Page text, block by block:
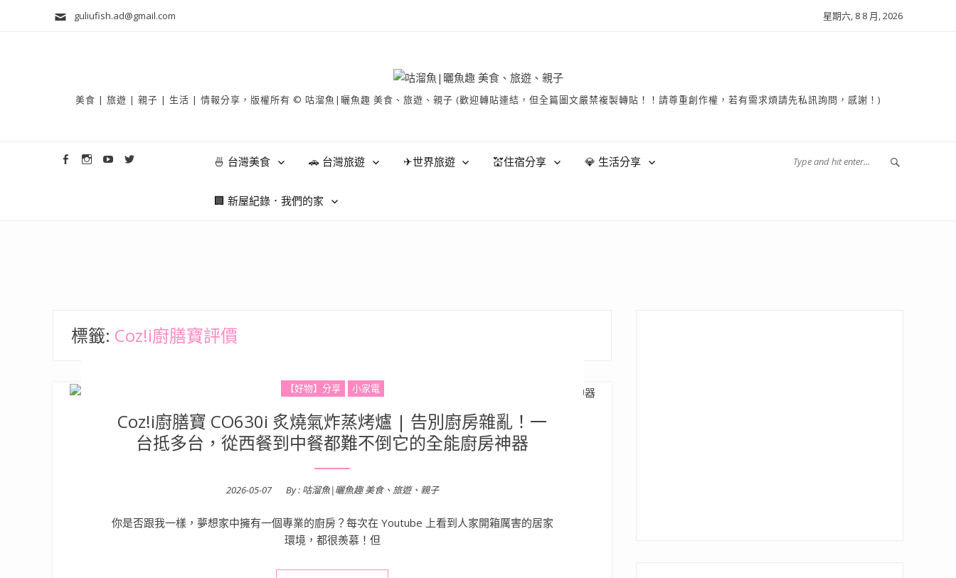
guliufish.ad@gmail.com 星期六, 8 8 月, 2026
美食 | 旅遊 | 親子 | 生活 | 情報分享，版權所有 © 咕溜魚|曬魚趣 美食、旅遊、親子 (歡迎轉貼連結，但全篇圖文嚴禁複製轉貼！！請尊重創作權，若有需求煩請先私訊詢問，感謝！)
🍜 台灣美食 🚗 台灣旅遊 ✈世界旅遊 💒住宿分享 💎 生活分享
🏢 新屋紀錄．我們的家
標籤: Coz!i廚膳寶評價
【好物】分享 小家電
Coz!i廚膳寶 CO630i 炙燒氣炸蒸烤爐 | 告別廚房雜亂！一
台抵多台，從西餐到中餐都難不倒它的全能廚房神器
Posted
2026-05-07 By : 咕溜魚|曬魚趣 美食、旅遊、親子
你是否跟我一樣，夢想家中擁有一個專業的廚房？每次在 Youtube 上看到人家開箱厲害的居家
環境，都很羨慕！但